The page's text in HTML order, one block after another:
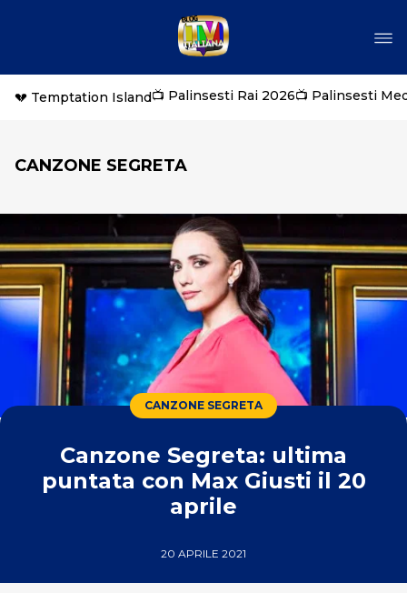
💔 Temptation Island📺 Palinsesti Rai 2026📺 Palinsesti
CANZONE SEGRETA
CANZONE SEGRETA
Canzone Segreta: ultima
puntata con Max Giusti il 20
aprile
20 APRILE 2021